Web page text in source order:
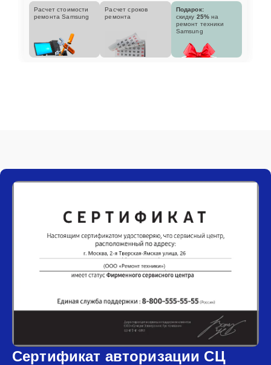
Расчет стоимости
ремонта Samsung
Расчет сроков
ремонта
Подарок:
скидку 25% на
ремонт техники
Samsung
Сертификат авторизации СЦ